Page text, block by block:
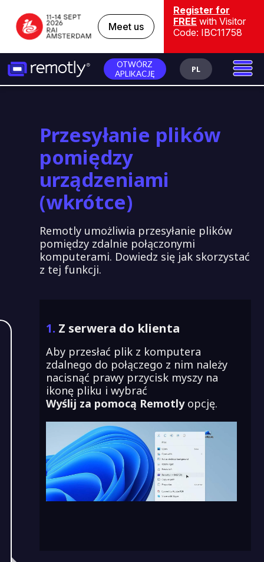
Meet us
Register for
FREE with Visitor
Code: IBC11758
OTWÓRZ
APLIKACJĘ
PL
Przesyłanie plików
pomiędzy
urządzeniami
(wkrótce)
Remotly umożliwia przesyłanie plików
pomiędzy zdalnie połączonymi
komputerami. Dowiedz się jak skorzystać
z tej funkcji.
1. Z serwera do klienta
Aby przesłać plik z komputera
zdalnego do połączego z nim należy
nacisnąć prawy przycisk myszy na
ikonę pliku i wybrać
Wyślij za pomocą Remotly opcję.